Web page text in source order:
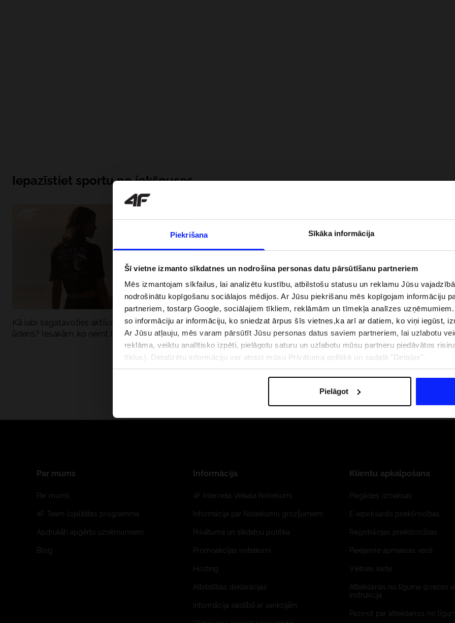
Piekrišana Sīkāka informācija
Šī vietne izmanto sīkdatnes un nodrošina personas datu pārsūtīšanu partneriem
Mēs izmantojam sīkfailus, lai analizētu kustību, atbilstošu statusu un reklamu Jūsu
nodrošinātu kopīgošanu sociālajos mēdijos. Ar Jūsu piekrišanu mēs kopīgojam informāciju
partneriem, tostarp Google, sociālajiem tīkliem, reklāmām un tīmekļa analīzes
so informāciju ar informāciju, ko sniedzat ārpus šīs vietnes,ka arī ar datiem, ko viņi iegūst,
Ar Jūsu atļauju, mēs varam pārsūtīt Jūsu personas datus saviem partneriem, lai uzlabotu
reklāma, veiktu analītisko izpēti, pielāgotu saturu un uzlabotu mūsu partneru piedāvātos
tīklus). Detalizētu informāciju var atrast mūsu Privātuma politikā un sadaļā "Detaļas".
Pielāgot
Iepazīstiet sportu no iekšpuses
Kā labi sagatavoties aktīvai dienai pie
ūdens? Iesakām, ko ņemt līdzi
Kāpēc UV aizsardzībai pie ūdens jābūt
dubultai: UPF apģērbs + SPF
Jaunā 4F tenisa un padela kolekcija.
Sportiska funkcionalitāte satiekas ar
mūsdienīgu stilu
VEIKALU ADRESES B2B 4F TEAM LOJALITĀTES
Par mums
Par mums
4F Team lojalitātes programma
Apdrukāti apģērbi uzņēmumiem
Blog
Informācija
4F Interneta Veikala Noteikumi
Informācija par Noteikumu grozījumiem
Privātuma un sīkdatņu politika
Promoakcijas noteikumi
Hosting
Atbilstības deklarācijas
Informācija saistībā ar sankcijām
Klientu apkalpošana
Piegādes izmaksas
E-iepirkšanās priekšrocības
Reģistrācijas priekšrocības
Pieejamie apmaksas veidi
Vietnes karte
Atteikšanās no līguma (preces
instrukcija
Paziņot par atteikšanos no